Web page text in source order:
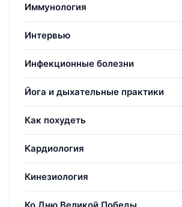
Иммунология
Интервью
Инфекционные болезни
Йога и дыхательные практики
Как похудеть
Кардиология
Кинезиология